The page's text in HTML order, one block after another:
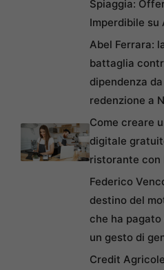
Spiaggia:
Imperdibile su
Abel Ferrara:
battaglia
dipendenza
redenzione a
Come creare
digitale
ristorante con
Federico
destino del
che ha
un gesto di
Credit